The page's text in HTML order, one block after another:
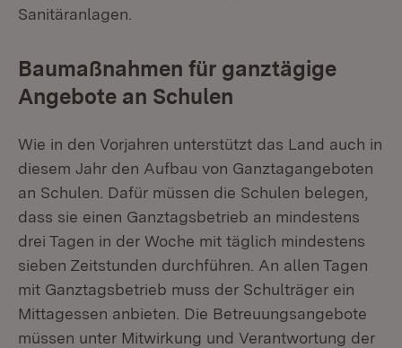
Sanitäranlagen.
Baumaßnahmen für ganztägige
Angebote an Schulen
Wie in den Vorjahren unterstützt das Land auch in
diesem Jahr den Aufbau von Ganztagangeboten
an Schulen. Dafür müssen die Schulen belegen,
dass sie einen Ganztagsbetrieb an mindestens
drei Tagen in der Woche mit täglich mindestens
sieben Zeitstunden durchführen. An allen Tagen
mit Ganztagsbetrieb muss der Schulträger ein
Mittagessen anbieten. Die Betreuungsangebote
müssen unter Mitwirkung und Verantwortung der